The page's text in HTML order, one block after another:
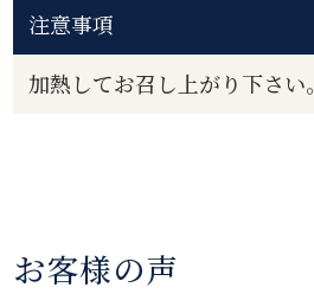
注意事項
加熱してお召し上がり下さい。
お客様の声